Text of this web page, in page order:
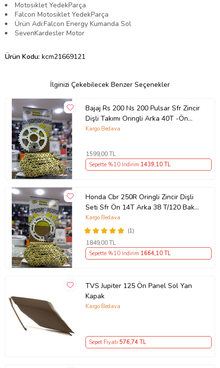
Motosiklet YedekParça
Falcon Motosiklet YedekParça
Ürün Adi:Falcon Energy Kumanda Sol
SevenKardesler Motor
Ürün Kodu: kcm21669121
İlginizi Çekebilecek Benzer Seçenekler
Bajaj Rs 200 Ns 200 Pulsar Sfr Zincir
Dişli Takımı Oringli Arka 40T -Ön
14T 108 Bakla Supermto
Kargo Bedava
1599,00 TL
Sepette %10 İndirim 1439,10 TL
Honda Cbr 250R Oringli Zincir Dişli
Seti Sfr Ön 14T Arka 38 T/120 Bakla
2011-17 Arasmto
(1)
Kargo Bedava
1849,00 TL
Sepette %10 İndirim 1664,10 TL
TVS Jupiter 125 Ön Panel Sol Yan
Kapak
Kargo Bedava
Sepet Fiyatı 576,74 TL